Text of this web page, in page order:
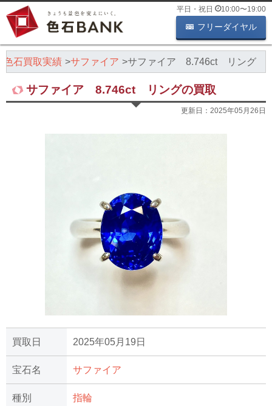
平日・祝日 10:00〜19:00
フリーダイヤル
色石買取実績 サファイア サファイア 8.746ct リング
サファイア 8.746ct リングの買取
更新日： 2025年05月26日
買取日 2025年05月19日
宝石名 サファイア
種別 指輪